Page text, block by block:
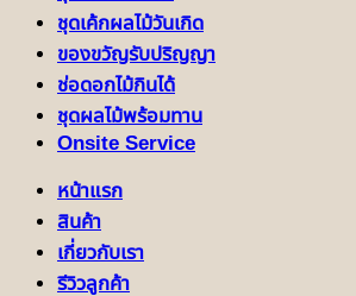
ชุดเค้กผลไม้วันเกิด
ของขวัญรับปริญญา
ช่อดอกไม้กินได้
ชุดผลไม้พร้อมทาน
Onsite Service
หน้าแรก
สินค้า
เกี่ยวกับเรา
รีวิวลูกค้า